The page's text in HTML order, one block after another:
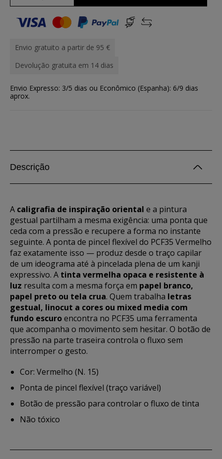
Envio gratuito a partir de 95 €
Devolução gratuita em 14 dias
Envio Expresso: 3/5 dias ou Econômico (Espanha): 6/9 dias
aprox.
Descrição
A caligrafia de inspiração oriental e a pintura
gestual partilham a mesma exigência: uma ponta que
ceda com a pressão e recupere a forma no instante
seguinte. A ponta de pincel flexível do PCF35 Vermelho
faz exatamente isso — produz desde o traço capilar
de um ideograma até à pincelada plena de um kanji
expressivo. A tinta vermelha opaca e resistente à
luz resulta com a mesma força em papel branco,
papel preto ou tela crua. Quem trabalha letras
gestual, linocut a cores ou mixed media com
fundo escuroencontra no PCF35 uma ferramenta
que acompanha o movimento sem hesitar. O botão de
pressão na parte traseira controla o fluxo sem
interromper o gesto.
Cor: Vermelho (N. 15)
Ponta de pincel flexível (traço variável)
Botão de pressão para controlar o fluxo de tinta
Não tóxico